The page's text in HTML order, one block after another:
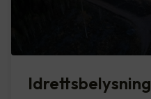
Idrettsbelysning